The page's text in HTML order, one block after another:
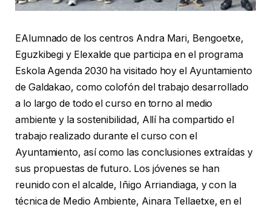
EAlumnado de los centros Andra Mari, Bengoetxe,
Eguzkibegi y Elexalde que participa en el programa
Eskola Agenda 2030 ha visitado hoy el Ayuntamiento
de Galdakao, como colofón del trabajo desarrollado
a lo largo de todo el curso en torno al medio
ambiente y la sostenibilidad, Allí ha compartido el
trabajo realizado durante el curso con el
Ayuntamiento, así como las conclusiones extraídas y
sus propuestas de futuro. Los jóvenes se han
reunido con el alcalde, Iñigo Arriandiaga, y con la
técnica de Medio Ambiente, Ainara Tellaetxe, en el